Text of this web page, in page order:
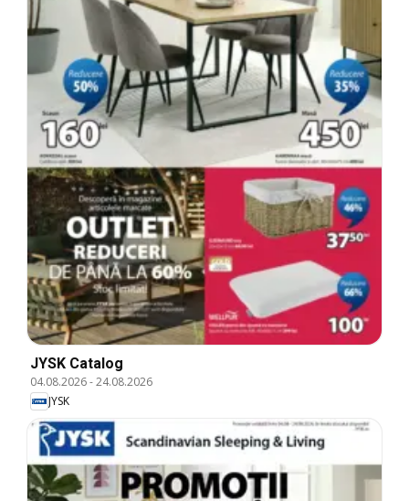
JYSK Catalog
04.08.2026-24.08.2026
JYSK